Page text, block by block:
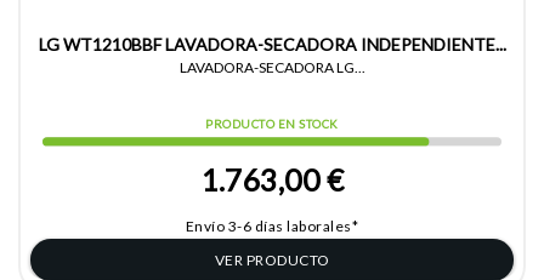
LG WT1210BBF LAVADORA-SECADORA INDEPENDIENTE...
LAVADORA-SECADORA LG...
PRODUCTO EN STOCK
1.763,00 €
Envío 3-6 días laborales*
VER PRODUCTO